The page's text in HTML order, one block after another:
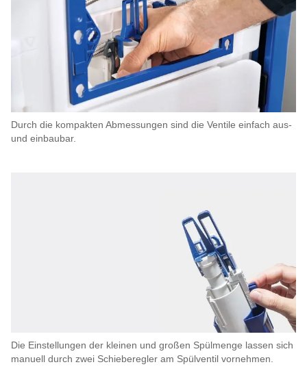
Durch die kompakten Abmessungen sind die Ventile einfach aus-
und einbaubar.
Die Einstellungen der kleinen und großen Spülmenge lassen sich
manuell durch zwei Schieberegler am Spülventil vornehmen.